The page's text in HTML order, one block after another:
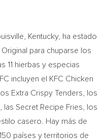
Kentucky, ha estado
para chuparse los
11 hierbas y especias
incluyen el KFC Chicken
Extra Crispy Tenders, los
las Secret Recipe Fries, los
casero. Hay más de
países y territorios de